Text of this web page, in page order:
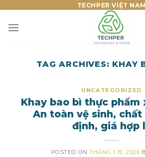
content
TECHPER VIỆT NAM
TAG ARCHIVES: KHAY
UNCATEGORIZED
Khay bao bì thực phẩm
An toàn vệ sinh, chất
định, giá hợp
POSTED ONTHÁNG 1 19, 2026